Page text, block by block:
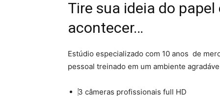
Tire sua ideia do
acontecer…
Estúdio especializado com 10 anos de
pessoal treinado em um ambiente
3 câmeras profissionais full HD